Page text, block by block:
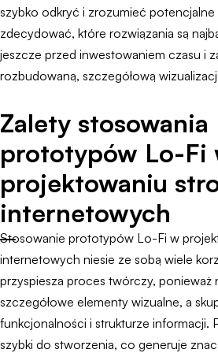
szybko odkryć i zrozumieć
zdecydować, które rozwiązania są
jeszcze przed inwestowaniem czasu i
rozbudowaną, szczegółową
Zalety stosowania
prototypów Lo-Fi
projektowaniu
internetowych
Stosowanie prototypów Lo-Fi w
internetowych niesie ze sobą wiele
przyspiesza proces twórczy, ponieważ
szczegółowe elementy wizualne, a
funkcjonalności i strukturze informacji.
szybki do stworzenia, co generuje